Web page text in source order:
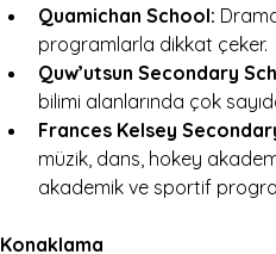
Quamichan School:
programlarla dikkat çeker.
Quw’utsun Secondary
bilimi alanlarında çok
Frances Kelsey
müzik, dans, hokey
akademik ve sportif
Konaklama